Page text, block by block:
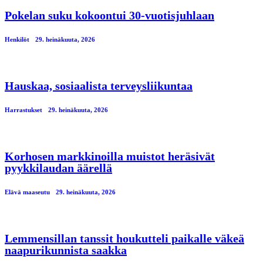
Pokelan suku kokoontui 30-vuotisjuhlaan
Henkilöt 29. heinäkuuta, 2026
Hauskaa, sosiaalista terveysliikuntaa
Harrastukset 29. heinäkuuta, 2026
Korhosen markkinoilla muistot heräsivät
pyykkilaudan äärellä
Elävä maaseutu 29. heinäkuuta, 2026
Lemmensillan tanssit houkutteli paikalle väkeä
naapurikunnista saakka